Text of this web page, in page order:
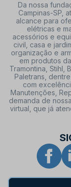
Da nossa
Campinas-SP,
alcance para
elétricas e
acessórios e
civil, casa e
organização e
em produtos
Tramontina, Stihl,
Paletrans,
com
Manutenções,
demanda de
virtual, que já